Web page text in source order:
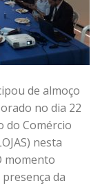
de almoço
no dia 22
do Comércio
nesta
momento
da